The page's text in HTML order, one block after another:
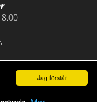
Jag förstår